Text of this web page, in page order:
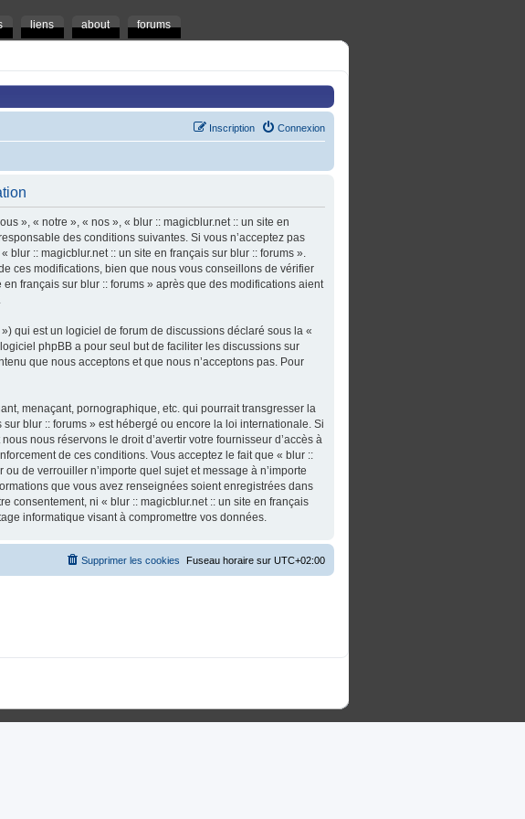
liens about forums
Connexion
Inscription
», « notre », « nos », « blur :: magicblur.net :: un site en
des conditions suivantes. Si vous n’acceptez pas
:: magicblur.net :: un site en français sur blur :: forums ».
ces modifications, bien que nous vous conseillons de vérifier
français sur blur :: forums » après que des modifications aient
qui est un logiciel de forum de discussions déclaré sous la «
phpBB a pour seul but de faciliter les discussions sur
que nous acceptons et que nous n’acceptons pas. Pour
menaçant, pornographique, etc. qui pourrait transgresser la
blur :: forums » est hébergé ou encore la loi internationale. Si
nous réservons le droit d’avertir votre fournisseur d’accès à
de ces conditions. Vous acceptez le fait que « blur ::
de verrouiller n’importe quel sujet et message à n’importe
que vous avez renseignées soient enregistrées dans
consentement, ni « blur :: magicblur.net :: un site en français
informatique visant à compromettre vos données.
Fuseau horaire sur UTC+02:00
Supprimer les cookies